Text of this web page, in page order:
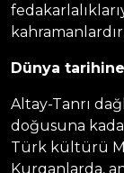
kahramanlardır.
Dünya
Altay-Tanrı
doğusuna
Türk kültürü
Kurganlarda,